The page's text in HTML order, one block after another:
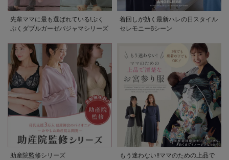
先輩ママに最も選ばれている!ぷく
ぷくダブルガーゼパジャマシリーズ
着回しが効く最新ハレの日スタイル
セレモニー6シーン
助産院監修シリーズ
もう迷わない!!ママのための上品で